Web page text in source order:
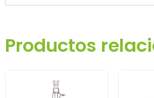
Productos